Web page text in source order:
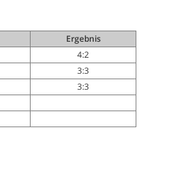
Ergebnis
4:2
3:3
3:3